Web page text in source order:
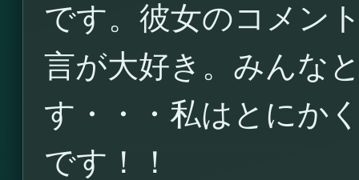
です。彼女のコメン
言が大好き。みんな
す・・・私はとにか
です！！